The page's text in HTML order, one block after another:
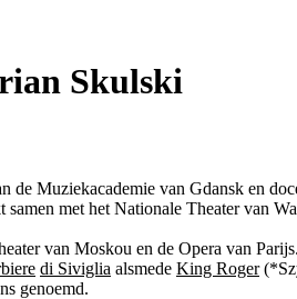
Skulski
de Muziekacademie van Gdansk en
met het Nationale Theater van
van Moskou en de Opera van
di Siviglia alsmede King Roger
genoemd.